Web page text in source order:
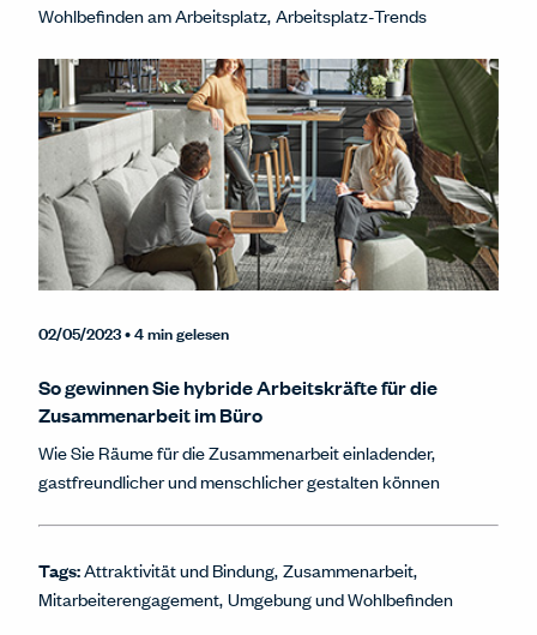
Wohlbefinden am Arbeitsplatz Arbeitsplatz-Trends
02/05/2023• 4 min gelesen
So gewinnen Sie hybride Arbeitskräfte für die
Zusammenarbeit im Büro
Wie Sie Räume für die Zusammenarbeit einladender,
gastfreundlicher und menschlicher gestalten können
Tags:Attraktivität und Bindung Zusammenarbeit
Mitarbeiterengagement Umgebung und Wohlbefinden